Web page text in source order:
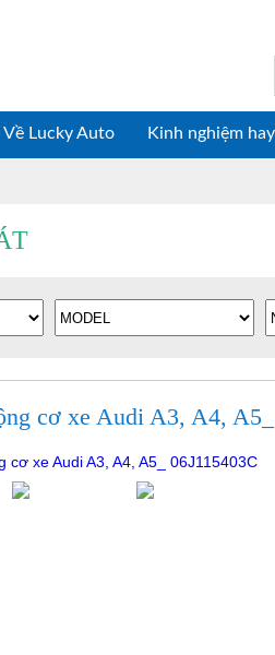
Về Lucky Auto Kinh nghiệm hay
cơ xe Audi A3, A4, A5_